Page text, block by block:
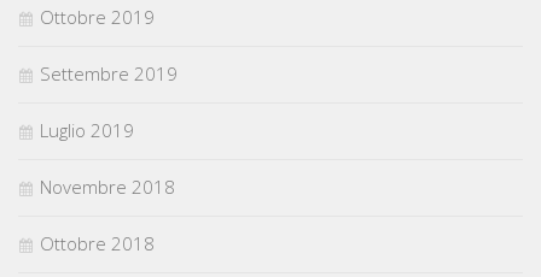
Ottobre 2019
Settembre 2019
Luglio 2019
Novembre 2018
Ottobre 2018